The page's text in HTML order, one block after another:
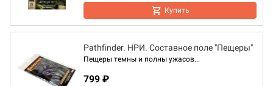
Купить
Pathfinder. НРИ. Составное поле "Пещеры"
Пещеры темны и полны ужасов...
799 ₽